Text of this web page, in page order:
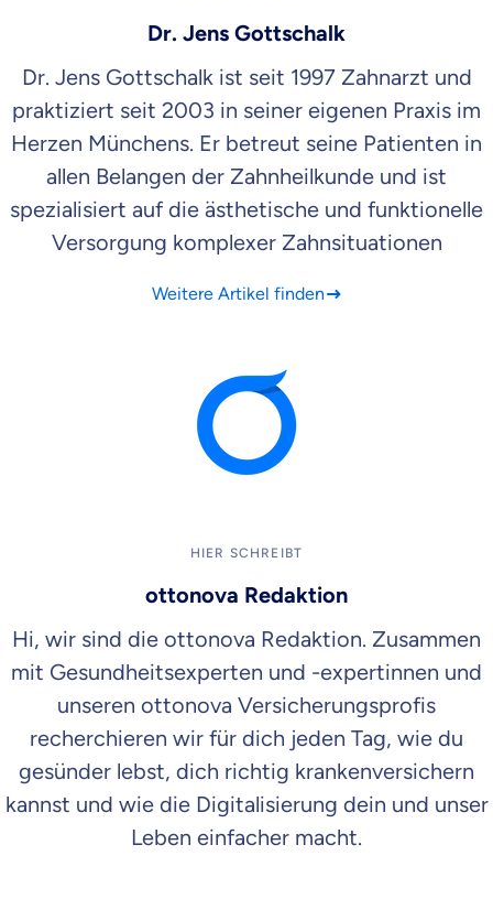
Dr. Jens Gottschalk
Dr. Jens Gottschalk ist seit 1997 Zahnarzt und
praktiziert seit 2003 in seiner eigenen Praxis im
Herzen Münchens. Er betreut seine Patienten in
allen Belangen der Zahnheilkunde und ist
spezialisiert auf die ästhetische und funktionelle
Versorgung komplexer Zahnsituationen
Weitere Artikel finden
HIER SCHREIBT
ottonova Redaktion
Hi, wir sind die ottonova Redaktion. Zusammen
mit Gesundheitsexperten und -expertinnen und
unseren ottonova Versicherungsprofis
recherchieren wir für dich jeden Tag, wie du
gesünder lebst, dich richtig krankenversichern
kannst und wie die Digitalisierung dein und unser
Leben einfacher macht.